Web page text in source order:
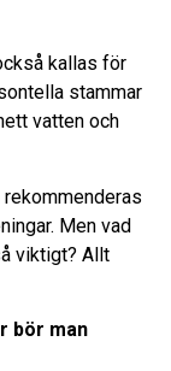
kallas för
stammar
vatten och
Men vad
viktigt? Allt
bör man